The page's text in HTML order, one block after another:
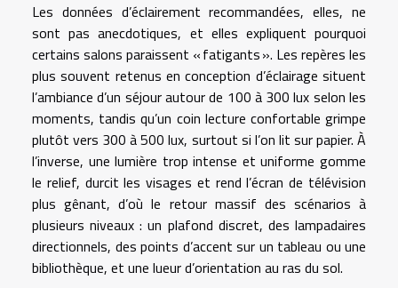
Les données d’éclairement recommandées, elles, ne
sont pas anecdotiques, et elles expliquent pourquoi
certains salons paraissent « fatigants ». Les repères les
plus souvent retenus en conception d’éclairage situent
l’ambiance d’un séjour autour de 100 à 300 lux selon les
moments, tandis qu’un coin lecture confortable grimpe
plutôt vers 300 à 500 lux, surtout si l’on lit sur papier. À
l’inverse, une lumière trop intense et uniforme gomme
le relief, durcit les visages et rend l’écran de télévision
plus gênant, d’où le retour massif des scénarios à
plusieurs niveaux : un plafond discret, des lampadaires
directionnels, des points d’accent sur un tableau ou une
bibliothèque, et une lueur d’orientation au ras du sol.